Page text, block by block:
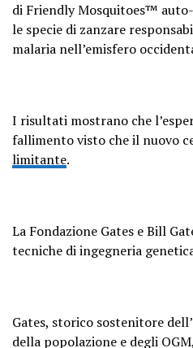
di Friendly Mosquitoes™
le specie di zanzare
malaria nell’emisfero
I risultati mostrano che
fallimento visto che il nuovo
limitante.
La Fondazione Gates e Bill
tecniche di ingegneria
Gates, storico sostenitore
della popolazione e degli